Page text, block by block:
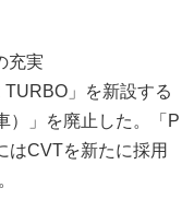
充実
」を新設する
）」を廃止した。「P
はCVTを新たに採用